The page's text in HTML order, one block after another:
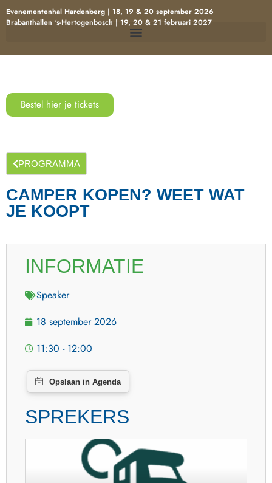
Evenementenhal Hardenberg | 18, 19 & 20 september 2026
Brabanthallen ‘s-Hertogenbosch | 19, 20 & 21 februari 2027
Bestel hier je tickets
PROGRAMMA
CAMPER KOPEN? WEET WAT
JE KOOPT
INFORMATIE
Speaker
18 september 2026
11:30 - 12:00
SPREKERS